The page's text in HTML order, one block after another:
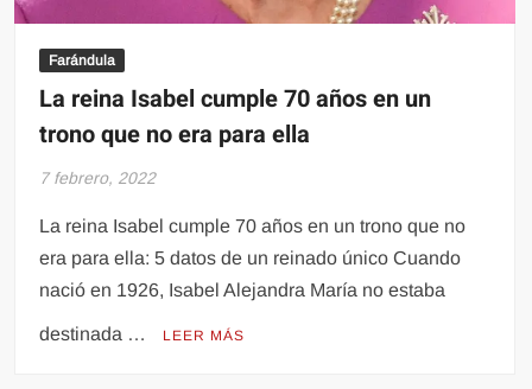
Farándula
La reina Isabel cumple 70 años en un
trono que no era para ella
7 febrero, 2022
La reina Isabel cumple 70 años en un trono que no
era para ella: 5 datos de un reinado único Cuando
nació en 1926, Isabel Alejandra María no estaba
destinada … LEER MÁS